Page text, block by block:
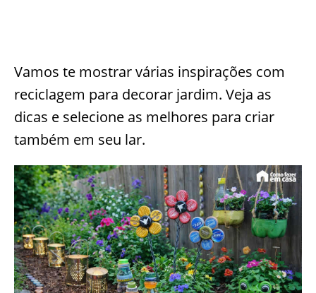
Vamos te mostrar várias inspirações com
reciclagem para decorar jardim. Veja as
dicas e selecione as melhores para criar
também em seu lar.